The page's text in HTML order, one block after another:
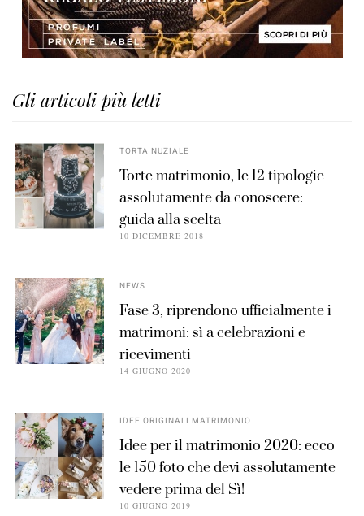
Gli articoli più letti
TORTA NUZIALE
Torte matrimonio, le 12 tipologie
assolutamente da conoscere:
guida alla scelta
10 DICEMBRE 2018
NEWS
Fase 3, riprendono ufficialmente i
matrimoni: sì a celebrazioni e
ricevimenti
14 GIUGNO 2020
IDEE ORIGINALI MATRIMONIO
Idee per il matrimonio 2020: ecco
le 150 foto che devi assolutamente
vedere prima del Sì!
10 GIUGNO 2019